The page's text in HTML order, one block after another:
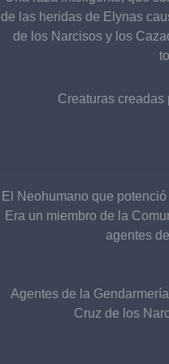
de las heridas de Elynas
de los Narcisos y los
Creaturas
El Neohumano que
Era un miembro de la
agentes
Agentes de la
Cruz de los